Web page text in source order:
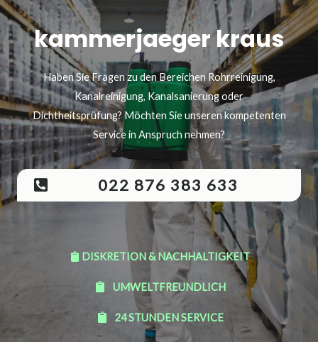
kammerjaeger kraus
Haben Sie Fragen zu den Bereichen Rohrreinigung,
Kanalreinigung, Kanalsanierung oder
Dichtheitsprüfung? Möchten Sie unseren kompetenten
Service in Anspruch nehmen?
022 876 383 633
DISKRETION & NACHHALTIGKEIT
UMWELTFREUNDLICH
24 STUNDEN SERVICE